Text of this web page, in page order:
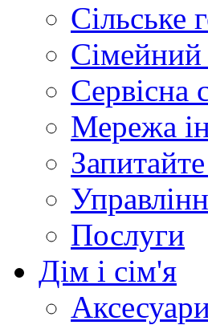
Сільське
Сімейний
Сервісна
Мережа
Послуги
Дім і сім'я